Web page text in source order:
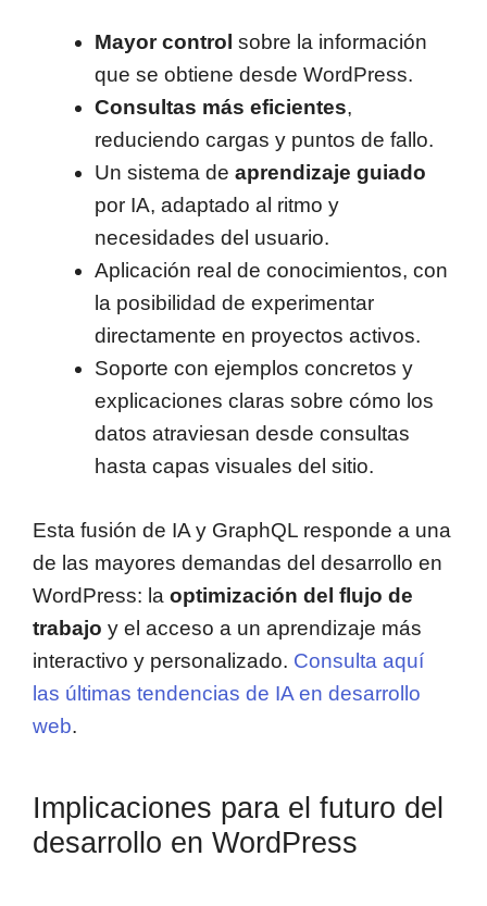
Mayor control sobre la información
que se obtiene desde WordPress.
Consultas más eficientes,
reduciendo cargas y puntos de fallo.
Un sistema de aprendizaje guiado
por IA, adaptado al ritmo y
necesidades del usuario.
Aplicación real de conocimientos, con
la posibilidad de experimentar
directamente en proyectos activos.
Soporte con ejemplos concretos y
explicaciones claras sobre cómo los
datos atraviesan desde consultas
hasta capas visuales del sitio.
Esta fusión de IA y GraphQL responde a una
de las mayores demandas del desarrollo en
WordPress: la optimización del flujo de
trabajo y el acceso a un aprendizaje más
interactivo y personalizado. Consulta aquí
las últimas tendencias de IA en desarrollo
web.
Implicaciones para el futuro del
desarrollo en WordPress